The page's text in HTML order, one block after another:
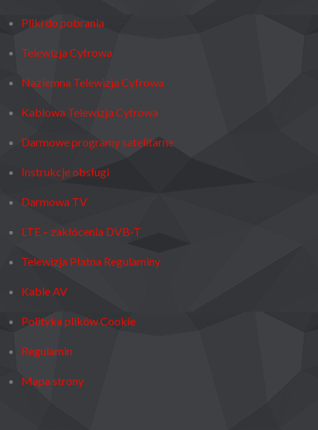
Pliki do pobrania
Telewizja Cyfrowa
Naziemna Telewizja Cyfrowa
Kablowa Telewizja Cyfrowa
Darmowe programy satelitarne
Instrukcje obsługi
Darmowa TV
LTE – zakłócenia DVB-T
Telewizja Płatna Regulaminy
Kable AV
Polityka plików Cookie
Regulamin
Mapa strony